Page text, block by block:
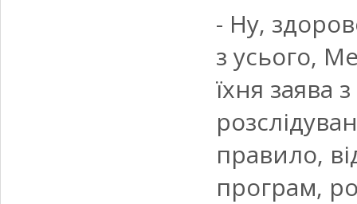
- Ну,
з усього,
їхня заява
правило,
програм,